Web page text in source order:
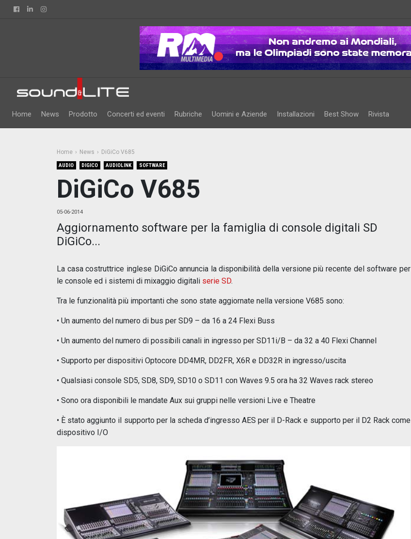
FacebookLinkedin
Home News Prodotto Concerti ed eventi Rubriche Uomini e Aziende Installazioni Best Show Rivista
Home News DiGiCo V685
AUDIO DIGICO AUDIOLINK SOFTWARE
DiGiCo V685
05-06-2014
Aggiornamento software per la famiglia di console digitali SD
DiGiCo...
La casa costruttrice inglese DiGiCo annuncia la disponibilità della versione più recente del software per
le console ed i sistemi di mixaggio digitali serie SD.
Tra le funzionalità più importanti che sono state aggiornate nella versione V685 sono:
• Un aumento del numero di bus per SD9 – da 16 a 24 Flexi Buss
• Un aumento del numero di possibili canali in ingresso per SD11i/B – da 32 a 40 Flexi Channel
• Supporto per dispositivi Optocore DD4MR, DD2FR, X6R e DD32R in ingresso/uscita
• Qualsiasi console SD5, SD8, SD9, SD10 o SD11 con Waves 9.5 ora ha 32 Waves rack stereo
• Sono ora disponibili le mandate Aux sui gruppi nelle versioni Live e Theatre
• È stato aggiunto il supporto per la scheda d’ingresso AES per il D-Rack e supporto per il D2 Rack come
dispositivo I/O